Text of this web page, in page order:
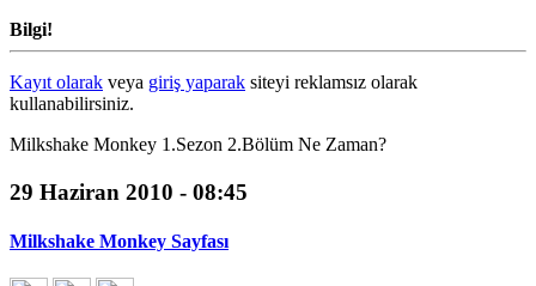
Bilgi!
Kayıt olarak veya giriş yaparak siteyi reklamsız olarak
kullanabilirsiniz.
Milkshake Monkey 1.Sezon 2.Bölüm Ne Zaman?
29 Haziran 2010 - 08:45
Milkshake Monkey Sayfası